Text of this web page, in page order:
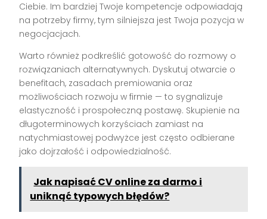
Ciebie. Im bardziej Twoje kompetencje odpowiadają
na potrzeby firmy, tym silniejsza jest Twoja pozycja w
negocjacjach.
Warto również podkreślić gotowość do rozmowy o
rozwiązaniach alternatywnych. Dyskutuj otwarcie o
benefitach, zasadach premiowania oraz
możliwościach rozwoju w firmie — to sygnalizuje
elastyczność i prospołeczną postawę. Skupienie na
długoterminowych korzyściach zamiast na
natychmiastowej podwyżce jest często odbierane
jako dojrzałość i odpowiedzialność.
Jak napisać CV online za darmo i
uniknąć typowych błędów?